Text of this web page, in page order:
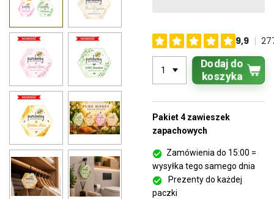
Dodaj do
koszyka
Pakiet 4 zawieszek
zapachowych
Zamówienia do 15:00 =
wysyłka tego samego dnia
Prezenty do każdej
paczki